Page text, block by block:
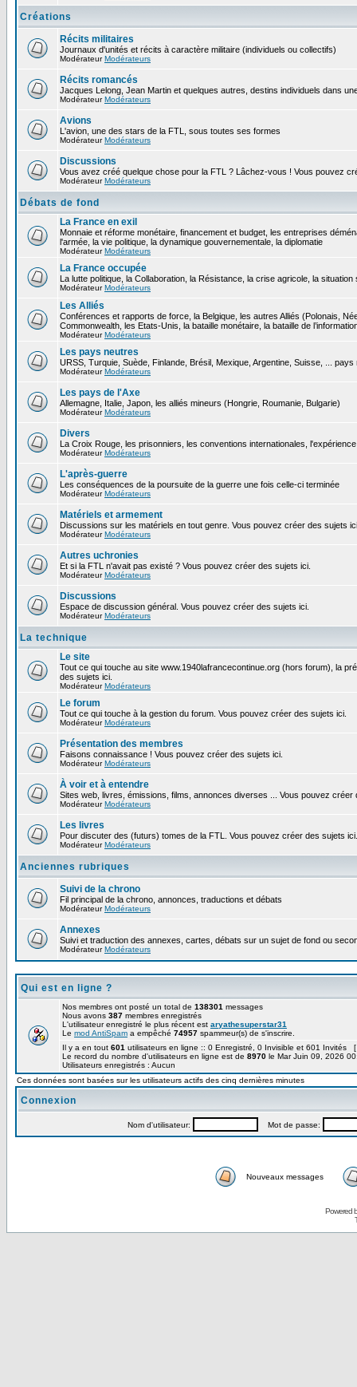
Créations
Récits militaires
Journaux d'unités et récits à caractère militaire (individuels ou collectifs)
ModérateurModérateurs
Récits romancés
Jacques Lelong, Jean Martin et quelques autres, destins individuels dans
ModérateurModérateurs
Avions
L'avion, une des stars de la FTL, sous toutes ses formes
ModérateurModérateurs
Discussions
Vous avez créé quelque chose pour la FTL ? Lâchez-vous ! Vous pouvez
ModérateurModérateurs
Débats de fond
La France en exil
Monnaie et réforme monétaire, financement et budget, les entreprises
l'armée, la vie politique, la dynamique gouvernementale, la diplomatie
ModérateurModérateurs
La France occupée
La lutte politique, la Collaboration, la Résistance, la crise agricole, la
ModérateurModérateurs
Les Alliés
Conférences et rapports de force, la Belgique, les autres Alliés (Polonais,
Commonwealth, les Etats-Unis, la bataille monétaire, la bataille de
ModérateurModérateurs
Les pays neutres
URSS, Turquie, Suède, Finlande, Brésil, Mexique, Argentine, Suisse, ...
ModérateurModérateurs
Les pays de l'Axe
Allemagne, Italie, Japon, les alliés mineurs (Hongrie, Roumanie, Bulgarie)
ModérateurModérateurs
Divers
La Croix Rouge, les prisonniers, les conventions internationales,
ModérateurModérateurs
L'après-guerre
Les conséquences de la poursuite de la guerre une fois celle-ci terminée
ModérateurModérateurs
Matériels et armement
Discussions sur les matériels en tout genre. Vous pouvez créer des sujets
ModérateurModérateurs
Autres uchronies
Et si la FTL n'avait pas existé ? Vous pouvez créer des sujets ici.
ModérateurModérateurs
Discussions
Espace de discussion général. Vous pouvez créer des sujets ici.
ModérateurModérateurs
La technique
Le site
Tout ce qui touche au site www.1940lafrancecontinue.org (hors forum), la
des sujets ici.
ModérateurModérateurs
Le forum
Tout ce qui touche à la gestion du forum. Vous pouvez créer des sujets ici.
ModérateurModérateurs
Présentation des membres
Faisons connaissance ! Vous pouvez créer des sujets ici.
ModérateurModérateurs
À voir et à entendre
Sites web, livres, émissions, films, annonces diverses ... Vous pouvez créer
ModérateurModérateurs
Les livres
Pour discuter des (futurs) tomes de la FTL. Vous pouvez créer des sujets ici.
ModérateurModérateurs
Anciennes rubriques
Suivi de la chrono
Fil principal de la chrono, annonces, traductions et débats
ModérateurModérateurs
Annexes
Suivi et traduction des annexes, cartes, débats sur un sujet de fond ou
ModérateurModérateurs
Qui est en ligne ?
Nos membres ont posté un total de 138301 messages
Nous avons 387 membres enregistrés
L'utilisateur enregistré le plus récent est aryathesuperstar31
Le mod AntiSpam a empêché 74957 spammeur(s) de s'inscrire.
Il y a en tout 601 utilisateurs en ligne :: 0 Enregistré, 0 Invisible et 601 Invités [
Le record du nombre d'utilisateurs en ligne est de 8970 le Mar Juin 09, 2026
Utilisateurs enregistrés : Aucun
Ces données sont basées sur les utilisateurs actifs des cinq dernières minutes
Connexion
Nom d'utilisateur: Mot de passe:
Nouveaux messages
Powered